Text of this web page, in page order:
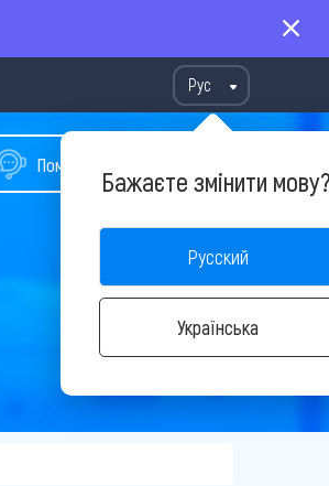
Рус
Бажаєте змінити
Русский
Українська
Помощь в подборе тура